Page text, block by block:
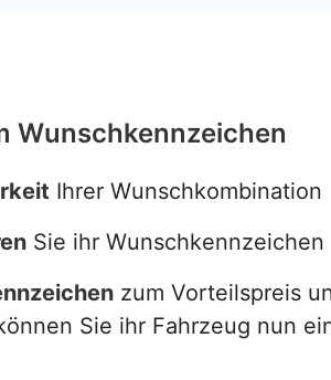
Wunschkennzeichen
Ihrer Wunschkombination
Sie ihr Wunschkennzeichen
zum Vorteilspreis
Sie ihr Fahrzeug nun